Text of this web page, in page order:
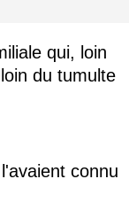
qui, loin
du tumulte
connu